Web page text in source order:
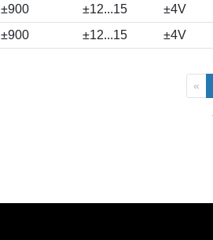
±900 ±12...15 ±4V
±900 ±12...15 ±4V
«